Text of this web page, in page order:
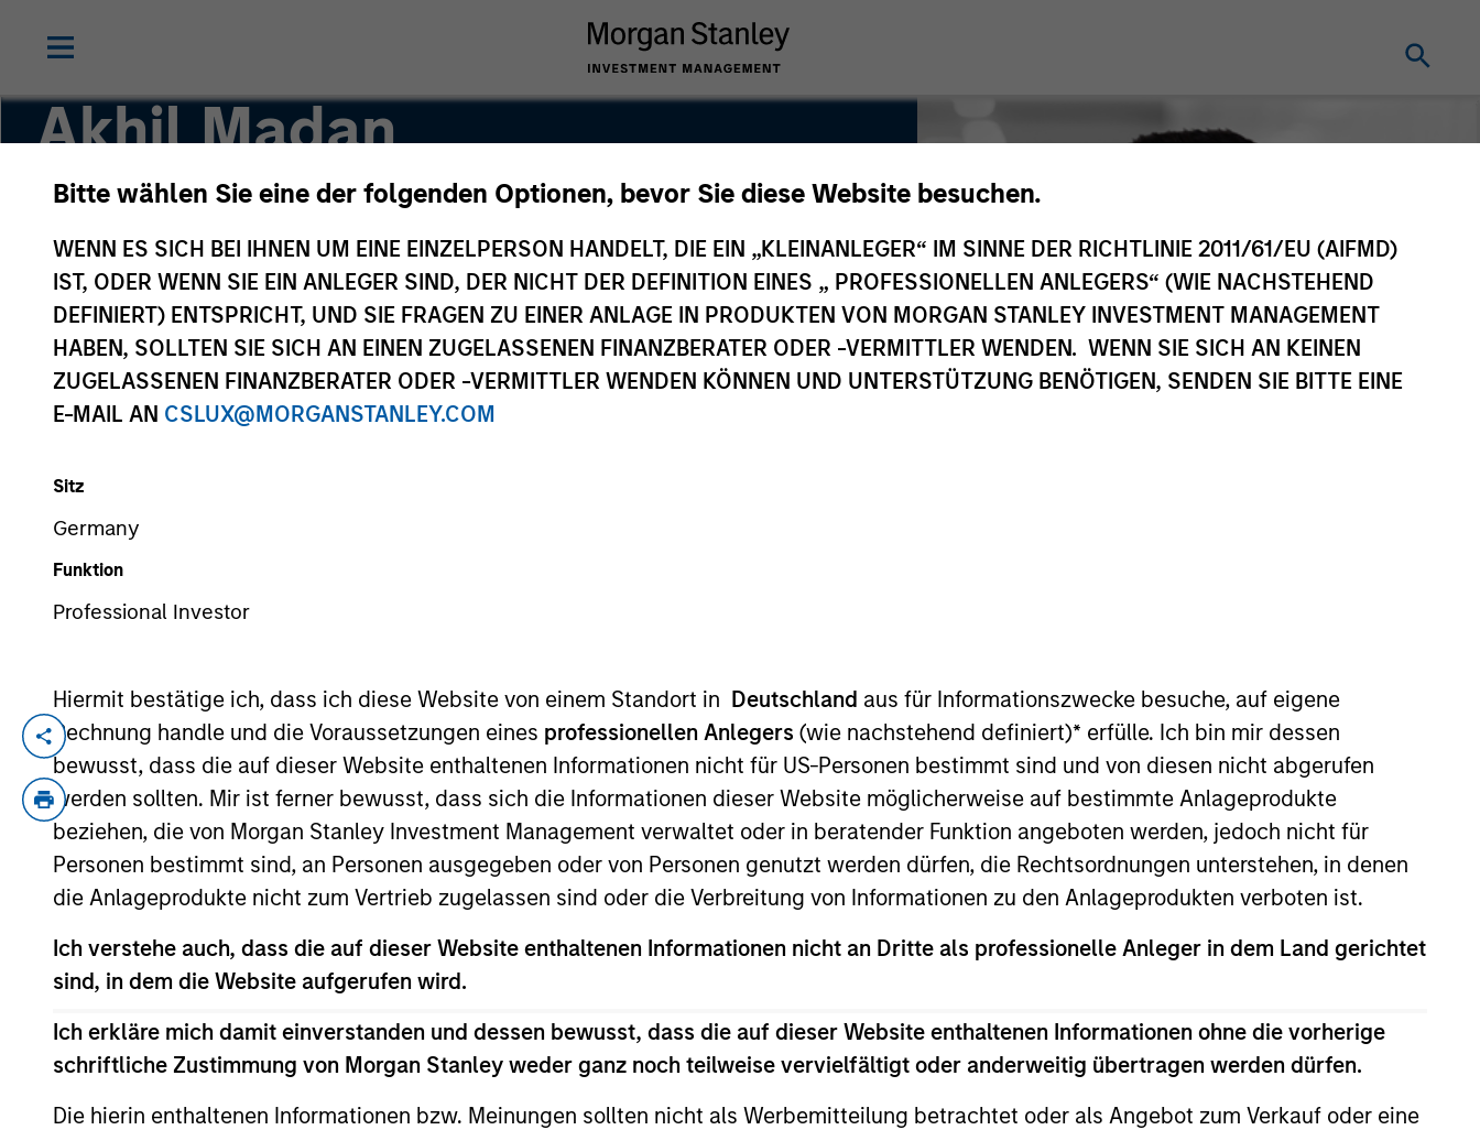
Bitte wählen Sie eine der folgenden Optionen, bevor Sie diese Website besuchen.
WENN ES SICH BEI IHNEN UM EINE EINZELPERSON HANDELT, DIE EIN „KLEINANLEGER“ IM SINNE DER RICHTLINIE 2011/61/EU (AIFMD)
IST, ODER WENN SIE EIN ANLEGER SIND, DER NICHT DER DEFINITION EINES „ PROFESSIONELLEN ANLEGERS“ (WIE NACHSTEHEND
DEFINIERT) ENTSPRICHT, UND SIE FRAGEN ZU EINER ANLAGE IN PRODUKTEN VON MORGAN STANLEY INVESTMENT MANAGEMENT
HABEN, SOLLTEN SIE SICH AN EINEN ZUGELASSENEN FINANZBERATER ODER -VERMITTLER WENDEN. WENN SIE SICH AN KEINEN
ZUGELASSENEN FINANZBERATER ODER -VERMITTLER WENDEN KÖNNEN UND UNTERSTÜTZUNG BENÖTIGEN, SENDEN SIE BITTE EINE
E-MAIL AN CSLUX@MORGANSTANLEY.COM
Sitz
Germany
Funktion
Professional Investor
Hiermit bestätige ich, dass ich diese Website von einem Standort in Deutschland aus für Informationszwecke besuche, auf eigene
Rechnung handle und die Voraussetzungen eines professionellen Anlegers (wie nachstehend definiert)* erfülle. Ich bin mir dessen
bewusst, dass die auf dieser Website enthaltenen Informationen nicht für US-Personen bestimmt sind und von diesen nicht abgerufen
werden sollten. Mir ist ferner bewusst, dass sich die Informationen dieser Website möglicherweise auf bestimmte Anlageprodukte
beziehen, die von Morgan Stanley Investment Management verwaltet oder in beratender Funktion angeboten werden, jedoch nicht für
Personen bestimmt sind, an Personen ausgegeben oder von Personen genutzt werden dürfen, die Rechtsordnungen unterstehen, in denen
die Anlageprodukte nicht zum Vertrieb zugelassen sind oder die Verbreitung von Informationen zu den Anlageprodukten verboten ist.
Ich verstehe auch, dass die auf dieser Website enthaltenen Informationen nicht an Dritte als professionelle Anleger in dem Land gerichtet
sind, in dem die Website aufgerufen wird.
Ich erkläre mich damit einverstanden und dessen bewusst, dass die auf dieser Website enthaltenen Informationen ohne die vorherige
schriftliche Zustimmung von Morgan Stanley weder ganz noch teilweise vervielfältigt oder anderweitig übertragen werden dürfen.
Die hierin enthaltenen Informationen bzw. Meinungen sollten nicht als Werbemitteilung betrachtet oder als Angebot zum Verkauf oder eine
Akhil Madan
Vice President
YEARS OF INDUSTRY EXPERIENCE
Years
Akhil Madan is an Investment Professional with Morgan Stanley Expansion Capital. Prior to joining Morgan Stanley, Akhil worked at
BofA Securities where he was an Investment Banking Analyst in their Technology, Media, & Telecom group. He received his BA in
Economics from Northwestern University.
Team Insights